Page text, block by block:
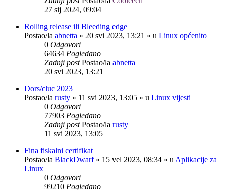
27 sij 2024, 09:04
Rolling release ili Bleeding edge
Postao/la abnetta » 20 svi 2023, 13:21 » u Linux općenito
0 Odgovori
64634 Pogledano
Zadnji postPostao/la abnetta
20 svi 2023, 13:21
Dors/cluc 2023
Postao/la rusty » 11 svi 2023, 13:05 » u Linux vijesti
0 Odgovori
77903 Pogledano
Zadnji postPostao/la rusty
11 svi 2023, 13:05
Fina fiskalni certifikat
Postao/la BlackDwarf» 15 vel 2023, 08:34 » u Aplikacije za
Linux
0 Odgovori
99210 Pogledano